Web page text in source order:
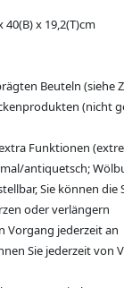
40(B) x 19,2(T)cm
Beuteln (siehe
(nicht
Funktionen
antiquetsch;
Sie können
oder verlängern
Vorgang jederzeit an
Sie jederzeit von